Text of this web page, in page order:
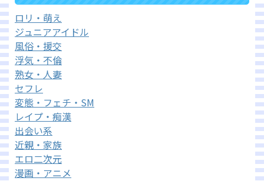
ロリ・萌え
ジュニアアイドル
風俗・援交
浮気・不倫
熟女・人妻
セフレ
変態・フェチ・SM
レイプ・痴漢
出会い系
近親・家族
エロ二次元
漫画・アニメ